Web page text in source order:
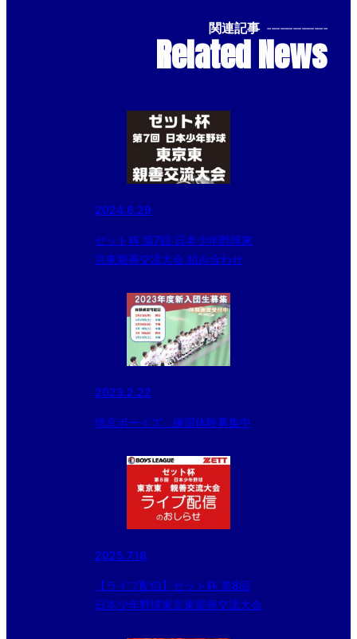
関連記事 --------------
Related News
2024.6.29
ゼット杯 第7回 日本少年野球東
京東親善交流大会 組み合わせ
2023.2.22
埼京ボーイズ 練習体験募集中
2025.7.18
【ライブ配信】ゼット杯 第8回
日本少年野球東京東親善交流大会